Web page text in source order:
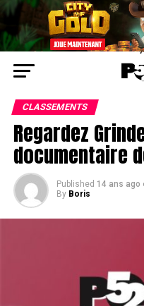
CLASSEMENTS
Regardez
documentaire
Published 14 ans ago
By Boris